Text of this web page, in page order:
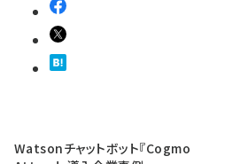
Watsonチャットボット『Cogmo